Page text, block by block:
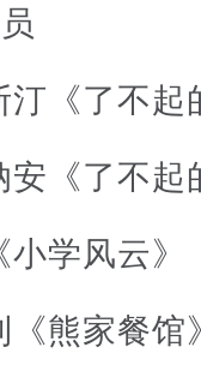
《了不起
《了不起
学风云》
熊家餐馆